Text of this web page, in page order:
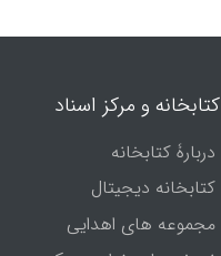
کتابخانه و مرکز اسناد
دربارۀ کتابخانه
کتابخانه دیجیتال
مجموعه های اهدایی